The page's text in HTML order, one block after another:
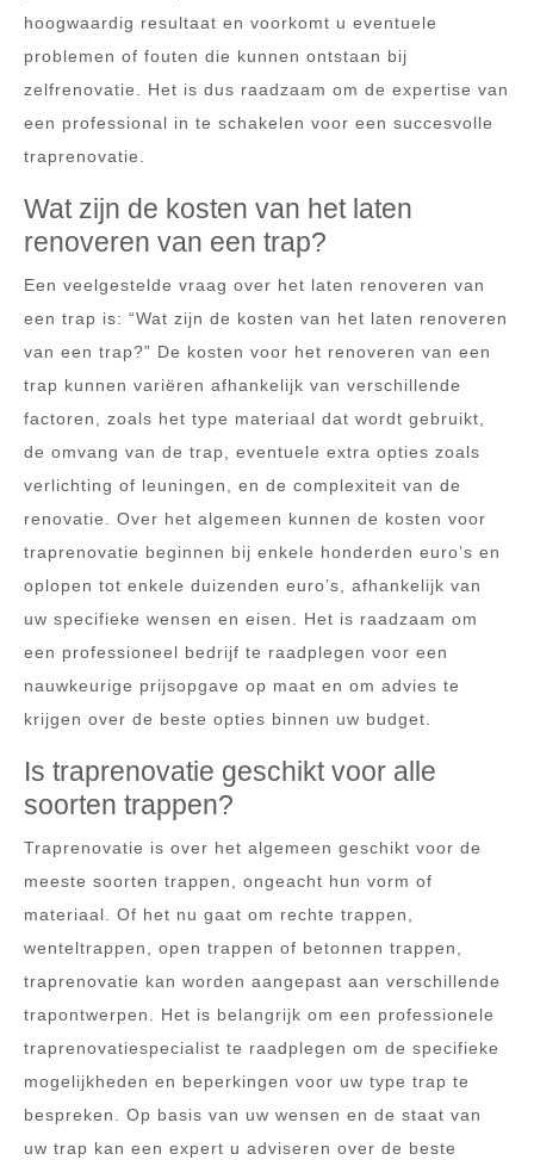
hoogwaardig resultaat en voorkomt u eventuele
problemen of fouten die kunnen ontstaan bij
zelfrenovatie. Het is dus raadzaam om de expertise van
een professional in te schakelen voor een succesvolle
traprenovatie.
Wat zijn de kosten van het laten
renoveren van een trap?
Een veelgestelde vraag over het laten renoveren van
een trap is: “Wat zijn de kosten van het laten renoveren
van een trap?” De kosten voor het renoveren van een
trap kunnen variëren afhankelijk van verschillende
factoren, zoals het type materiaal dat wordt gebruikt,
de omvang van de trap, eventuele extra opties zoals
verlichting of leuningen, en de complexiteit van de
renovatie. Over het algemeen kunnen de kosten voor
traprenovatie beginnen bij enkele honderden euro’s en
oplopen tot enkele duizenden euro’s, afhankelijk van
uw specifieke wensen en eisen. Het is raadzaam om
een professioneel bedrijf te raadplegen voor een
nauwkeurige prijsopgave op maat en om advies te
krijgen over de beste opties binnen uw budget.
Is traprenovatie geschikt voor alle
soorten trappen?
Traprenovatie is over het algemeen geschikt voor de
meeste soorten trappen, ongeacht hun vorm of
materiaal. Of het nu gaat om rechte trappen,
wenteltrappen, open trappen of betonnen trappen,
traprenovatie kan worden aangepast aan verschillende
trapontwerpen. Het is belangrijk om een professionele
traprenovatiespecialist te raadplegen om de specifieke
mogelijkheden en beperkingen voor uw type trap te
bespreken. Op basis van uw wensen en de staat van
uw trap kan een expert u adviseren over de beste